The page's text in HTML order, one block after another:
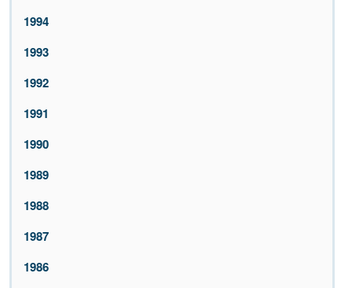
1994
1993
1992
1991
1990
1989
1988
1987
1986